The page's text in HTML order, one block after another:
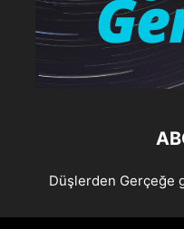
Düşlerden Gerçeğe